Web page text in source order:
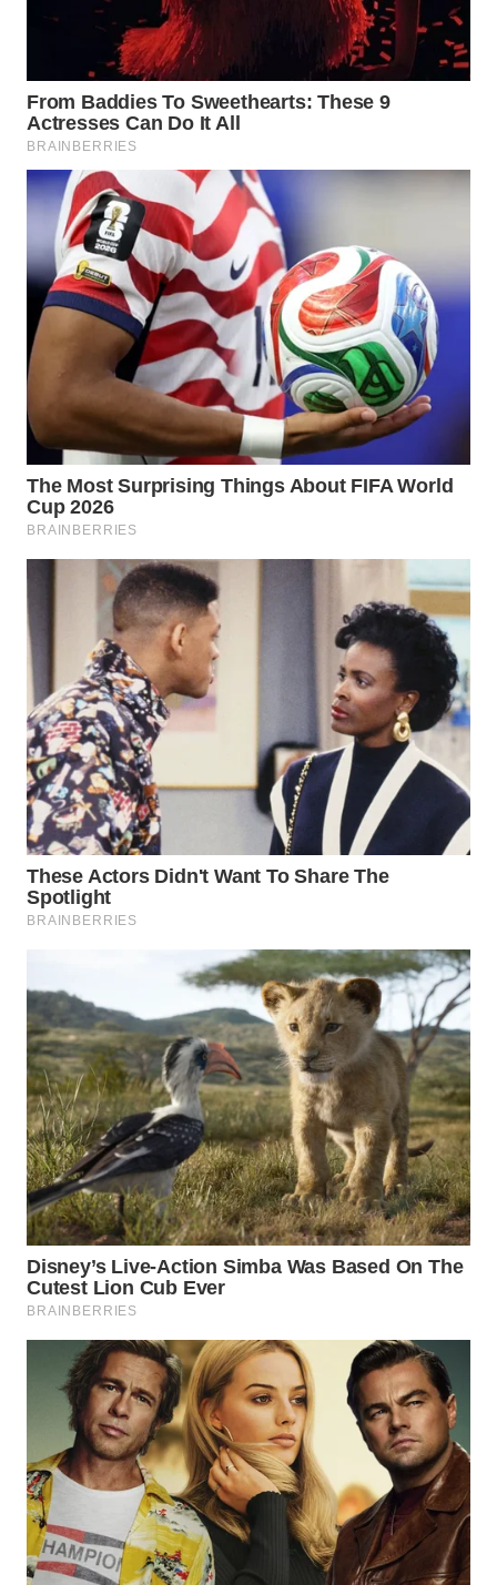
LESUNG
WN
KARO
WN
SIMALUNGUN
WN
LABUHANBATU
TAPANULI
TENGAH
WN DELI
SERDANG
WN
PAKPAK
WN
KARAWANG
WN
BEKASI
WN
WN
DEPOK
WN
TAPANULI
UTARA
WN
SAMOSIR
WN
PADANG
WN
SUMEDANG
WN
CIANJUR
WN
KEPULAUAN